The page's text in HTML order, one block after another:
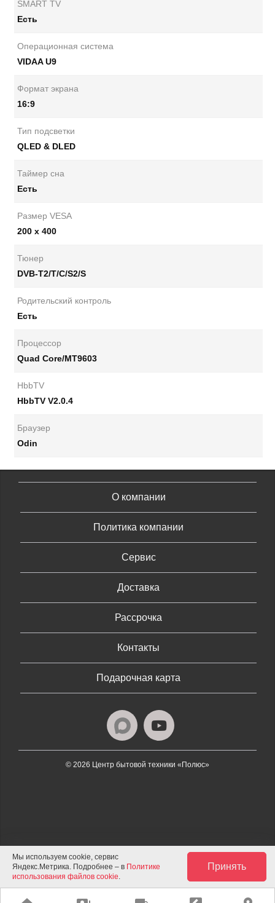
SMART TV
Есть
Операционная система
VIDAA U9
Формат экрана
16:9
Тип подсветки
QLED & DLED
Таймер сна
Есть
Размер VESA
200 х 400
Тюнер
DVB-T2/T/C/S2/S
Родительский контроль
Есть
Процессор
Quad Core/MT9603
HbbTV
HbbTV V2.0.4
Браузер
Odin
О компании
Политика компании
Сервис
Доставка
Рассрочка
Контакты
Подарочная карта
© 2026 Центр бытовой техники «Полюс»
Мы используем cookie, сервис
Яндекс.Метрика. Подробнее – в Политике
использования файлов cookie.
Принять